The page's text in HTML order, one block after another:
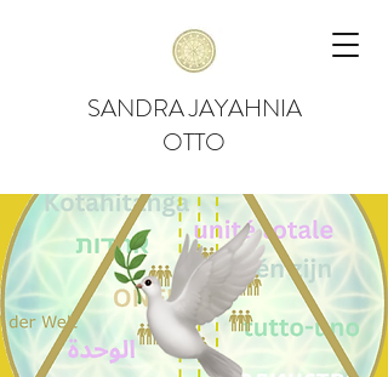
SANDRA JAYAHNIA
OTTO